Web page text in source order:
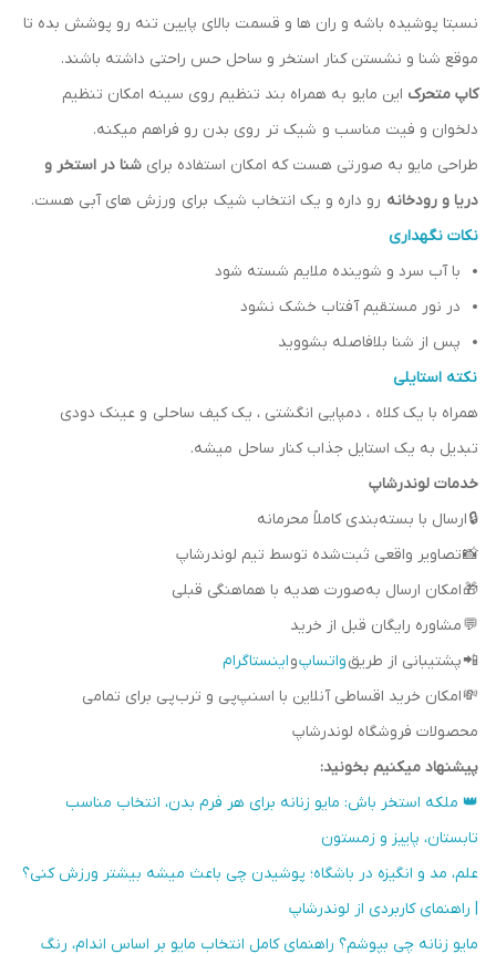
نسبتا پوشیده باشه و ران ها و قسمت بالای پایین تنه رو پوشش بده تا
موقع شنا و نشستن کنار استخر و ساحل حس راحتی داشته باشند.
کاپ متحرک این مایو به همراه بند تنظیم روی سینه امکان تنظیم
دلخوان و فیت مناسب و شیک تر روی بدن رو فراهم میکنه.
طراحی مایو به صورتی هست که امکان استفاده برای شنا در استخر و
دریا و رودخانه رو داره و یک انتخاب شیک برای ورزش های آبی هست.
نکات نگهداری
با آب سرد و شوینده ملایم شسته شود
در نور مستقیم آفتاب خشک نشود
پس از شنا بلافاصله بشووید
نکته استایلی
همراه با یک کلاه ، دمپایی انگشتی ، یک کیف ساحلی و عینک دودی
تبدیل به یک استایل جذاب کنار ساحل میشه.
خدمات لوندرشاپ
🔒 ارسال با بسته‌بندی کاملاً محرمانه
📸 تصاویر واقعی ثبت‌شده توسط تیم لوندرشاپ
🎁 امکان ارسال به‌صورت هدیه با هماهنگی قبلی
💬 مشاوره رایگان قبل از خرید
📲 پشتیبانی از طریقواتساپواینستاگرام
💸 امکان خرید اقساطی آنلاین با اسنپ‌پی و ترب‌پی برای تمامی
محصولات فروشگاه لوندرشاپ
پیشنهاد میکنیم بخونید:
👑 ملکه استخر باش: مایو زنانه برای هر فرم بدن، انتخاب مناسب
تابستان، پاییز و زمستون
علم، مد و انگیزه در باشگاه؛ پوشیدن چی باعث میشه بیشتر ورزش کنی؟
| راهنمای کاربردی از لوندرشاپ
مایو زنانه چی بپوشم؟ راهنمای کامل انتخاب مایو بر اساس اندام، رنگ